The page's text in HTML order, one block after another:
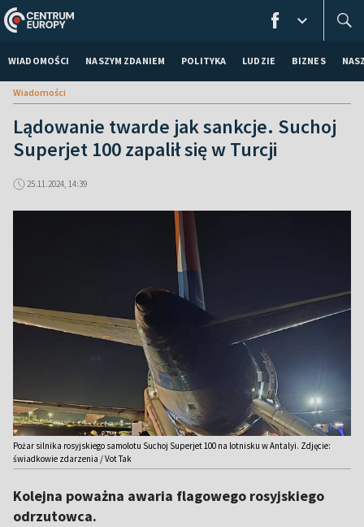
WIADOMOŚCI NASZYM ZDANIEM POLITYKA LUDZIE BIZNES
Wiadomości
Lądowanie twarde jak sankcje. Suchoj
Superjet 100 zapalił się w Turcji
25.11.2024, 14:39
Pożar silnika rosyjskiego samolotu Suchoj Superjet 100 na lotnisku w Antalyi. Zdjęcie:
świadkowie zdarzenia / Vot Tak
Kolejna poważna awaria flagowego rosyjskiego
odrzutowca.